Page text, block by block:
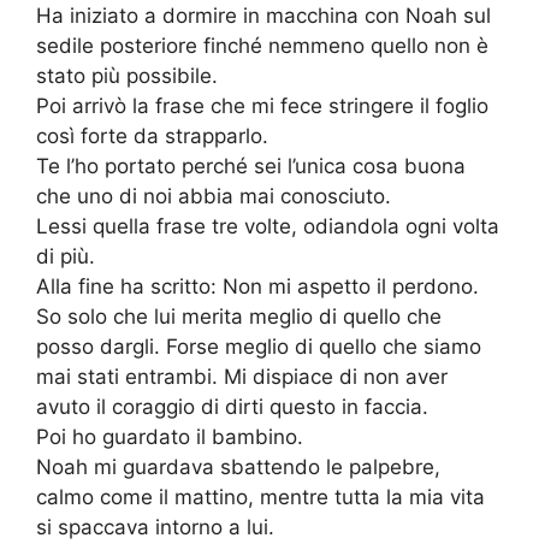
Ha iniziato a dormire in macchina con Noah sul
sedile posteriore finché nemmeno quello non è
stato più possibile.
Poi arrivò la frase che mi fece stringere il foglio
così forte da strapparlo.
Te l’ho portato perché sei l’unica cosa buona
che uno di noi abbia mai conosciuto.
Lessi quella frase tre volte, odiandola ogni volta
di più.
Alla fine ha scritto: Non mi aspetto il perdono.
So solo che lui merita meglio di quello che
posso dargli. Forse meglio di quello che siamo
mai stati entrambi. Mi dispiace di non aver
avuto il coraggio di dirti questo in faccia.
Poi ho guardato il bambino.
Noah mi guardava sbattendo le palpebre,
calmo come il mattino, mentre tutta la mia vita
si spaccava intorno a lui.